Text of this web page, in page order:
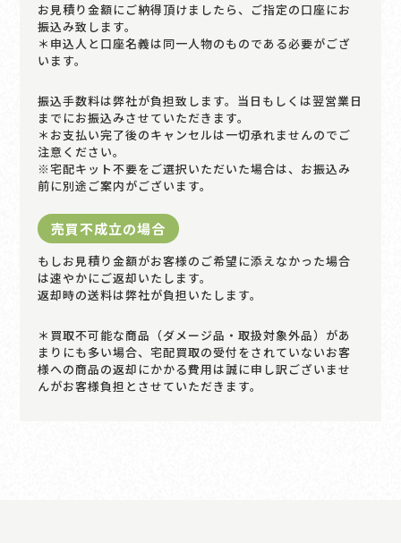
お見積り金額にご納得頂けましたら、ご指定の口座にお
振込み致します。
＊申込人と口座名義は同一人物のものである必要がござ
います。
振込手数料は弊社が負担致します。当日もしくは翌営業日
までにお振込みさせていただきます。
＊お支払い完了後のキャンセルは一切承れませんのでご
注意ください。
※宅配キット不要をご選択いただいた場合は、お振込み
前に別途ご案内がございます。
売買不成立の場合
もしお見積り金額がお客様のご希望に添えなかった場合
は速やかにご返却いたします。
返却時の送料は弊社が負担いたします。
＊買取不可能な商品（ダメージ品・取扱対象外品）があ
まりにも多い場合、宅配買取の受付をされていないお客
様への商品の返却にかかる費用は誠に申し訳ございませ
んがお客様負担とさせていただきます。